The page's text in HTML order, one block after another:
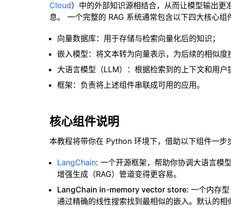
Cloud）中的外部知识源相结合，从而让模型输出
息。 一个完整的 RAG 系统通常包含以下四大核心组
向量数据库：用于存储与检索向量化后的知识；
嵌入模型：将文本转为向量表示，为后续的相似度
大语言模型（LLM）：根据检索到的上下文和用户
框架：负责将上述组件串联成可用的应用。
核心组件说明
本教程将带你在 Python 环境下，借助以下组件一步
LangChain: 一个开源框架，帮助你协调大语言模
增强生成（RAG）管道变得更容易。
LangChain in-memory vector store: 一个内存型
通过精确的线性搜索找到最相似的嵌入。默认的